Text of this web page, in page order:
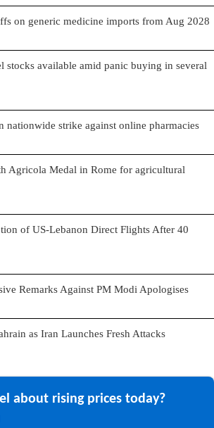
on generic medicine imports from Aug 2028
stocks available amid panic buying in several
nationwide strike against online pharmacies
Agricola Medal in Rome for agricultural
of US-Lebanon Direct Flights After 40
Remarks Against PM Modi Apologises
as Iran Launches Fresh Attacks
about rising prices today?